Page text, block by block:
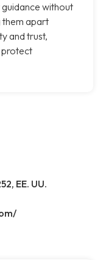
without
them apart
and trust,
protect
EE. UU.